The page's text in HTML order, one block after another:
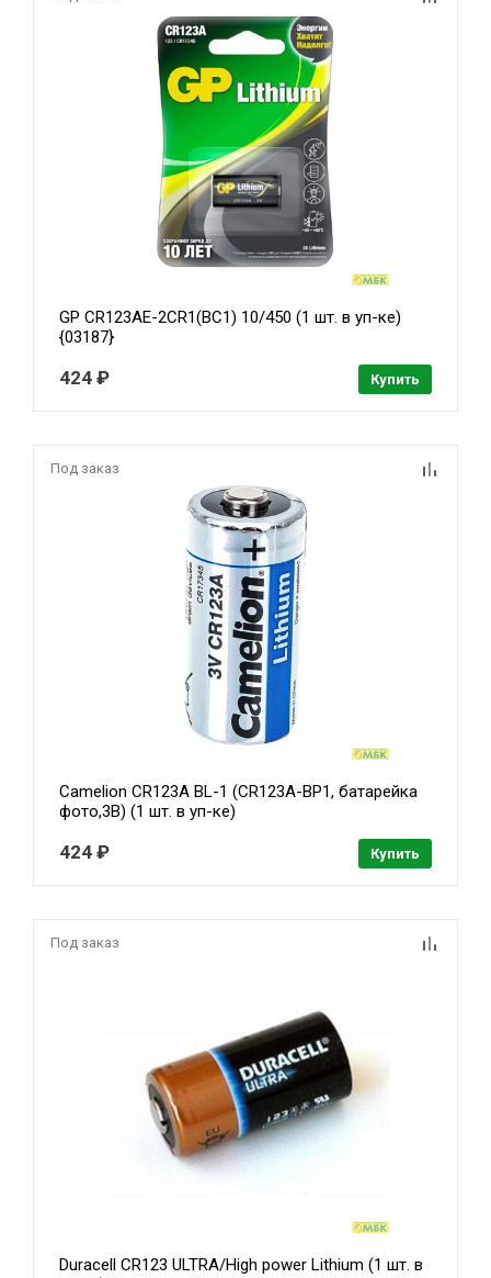
GP CR123AE-2CR1(BC1) 10/450 (1 шт. в уп-ке)
{03187}
424 ₽ Купить
Под заказ
Camelion CR123A BL-1 (CR123A-BP1, батарейка
фото,3В) (1 шт. в уп-ке)
424 ₽ Купить
Под заказ
Duracell CR123 ULTRA/High power Lithium (1 шт. в